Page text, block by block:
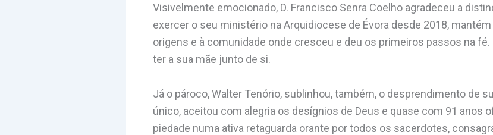
Visivelmente emocionado, D. Francisco Senra Coelho agradeceu a
exercer o seu ministério na Arquidiocese de Évora desde 2018,
origens e à comunidade onde cresceu e deu os primeiros passos na fé.
ter a sua mãe junto de si.
Já o pároco, Walter Tenório, sublinhou, também, o desprendimento de
único, aceitou com alegria os desígnios de Deus e quase com 91 anos
piedade numa ativa retaguarda orante por todos os sacerdotes,